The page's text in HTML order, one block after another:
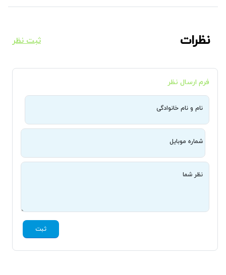
نظرات ثبت نظر
فرم ارسال نظر
نام و نام خانوادگی
شماره موبایل
نظر شما
ثبت